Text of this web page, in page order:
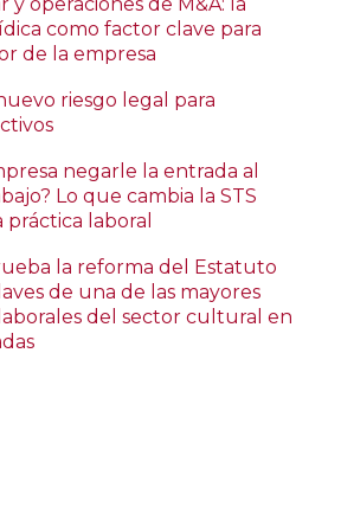
como factor clave para
de la empresa
riesgo legal para
negarle la entrada al
Lo que cambia la STS
práctica laboral
la reforma del Estatuto
de una de las mayores
del sector cultural en